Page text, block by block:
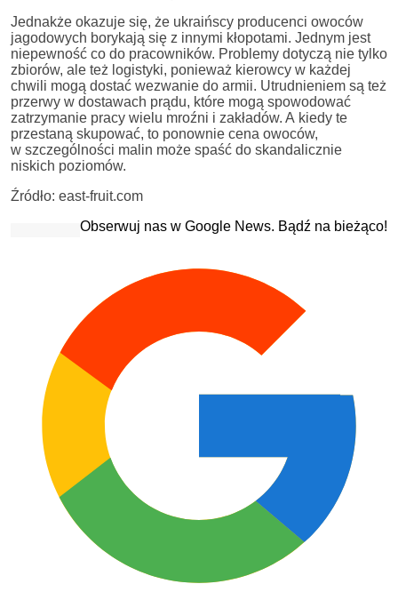
Jednakże okazuje się, że ukraińscy producenci owoców
jagodowych borykają się z innymi kłopotami. Jednym jest
niepewność co do pracowników. Problemy dotyczą nie tylko
zbiorów, ale też logistyki, ponieważ kierowcy w każdej
chwili mogą dostać wezwanie do armii. Utrudnieniem są też
przerwy w dostawach prądu, które mogą spowodować
zatrzymanie pracy wielu mroźni i zakładów. A kiedy te
przestaną skupować, to ponownie cena owoców,
w szczególności malin może spaść do skandalicznie
niskich poziomów.
Źródło: east-fruit.com
Obserwuj nas w Google News. Bądź na bieżąco!